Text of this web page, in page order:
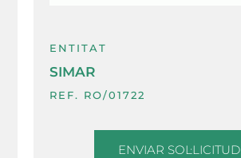
ENTITAT
SIMAR
REF. RO/01722
ENVIAR SOL·LICITUD